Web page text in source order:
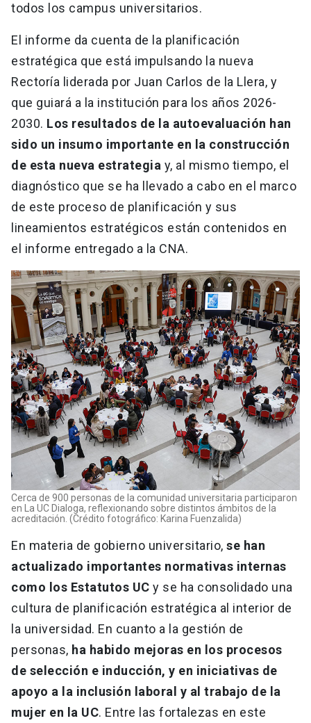
todos los campus universitarios.
El informe da cuenta de la planificación
estratégica que está impulsando la nueva
Rectoría liderada por Juan Carlos de la Llera, y
que guiará a la institución para los años 2026-
2030. Los resultados de la autoevaluación han
sido un insumo importante en la construcción
de esta nueva estrategia y, al mismo tiempo, el
diagnóstico que se ha llevado a cabo en el marco
de este proceso de planificación y sus
lineamientos estratégicos están contenidos en
el informe entregado a la CNA.
Cerca de 900 personas de la comunidad universitaria participaron
en La UC Dialoga, reflexionando sobre distintos ámbitos de la
acreditación. (Crédito fotográfico: Karina Fuenzalida)
En materia de gobierno universitario, se han
actualizado importantes normativas internas
como los Estatutos UC y se ha consolidado una
cultura de planificación estratégica al interior de
la universidad. En cuanto a la gestión de
personas, ha habido mejoras en los procesos
de selección e inducción, y en iniciativas de
apoyo a la inclusión laboral y al trabajo de la
mujer en la UC. Entre las fortalezas en este